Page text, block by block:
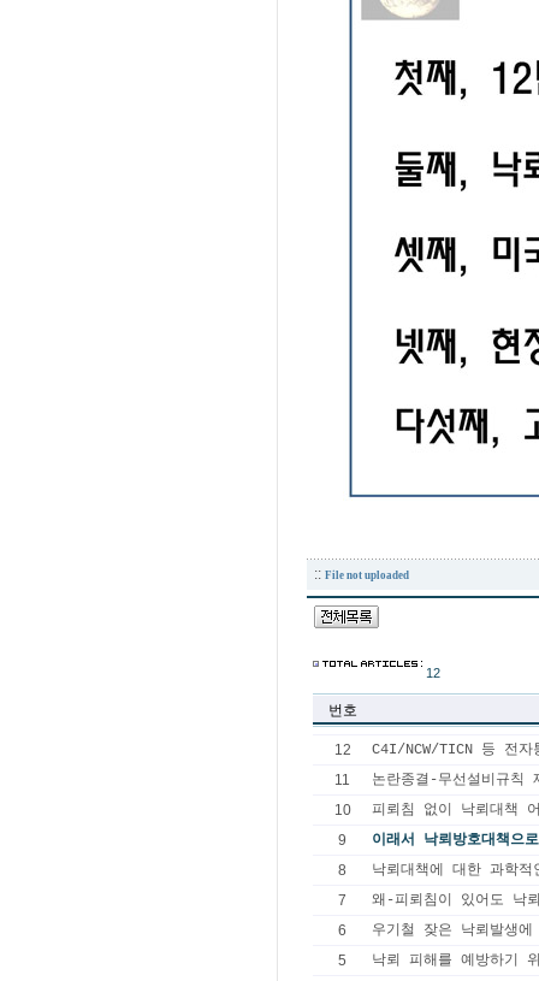
:: File not uploaded
12
번호
12
C4I/NCW/TICN 등 전
11
논란종결-무선설비규
10
피뢰침 없이 낙뢰대책
9
이래서 낙뢰방호대책으
8
낙뢰대책에 대한 과학
7
왜-피뢰침이 있어도 낙
6
우기철 잦은 낙뢰발생
5
낙뢰 피해를 예방하기